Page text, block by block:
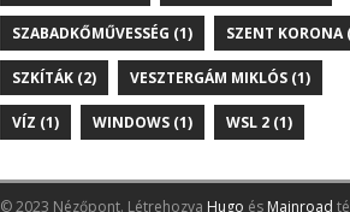
SZABADKŐMŰVESSÉG (1) SZENT KORONA
SZKÍTÁK (2) VESZTERGÁM MIKLÓS (1)
VÍZ (1) WINDOWS (1) WSL 2 (1)
© 2023 Nézőpont. Létrehozva Hugo és Mainroad